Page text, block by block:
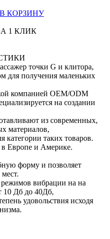
КОРЗИНУ
1 КЛИК
точки G и клитора,
для получения маленьких
компанией OEM/ODM
на создании
из современных,
материалов,
категории таких товаров.
Европе и Америке.
форму и позволяет
вибрации на на
10 Дб до 40Дб,
удовольствия исходя